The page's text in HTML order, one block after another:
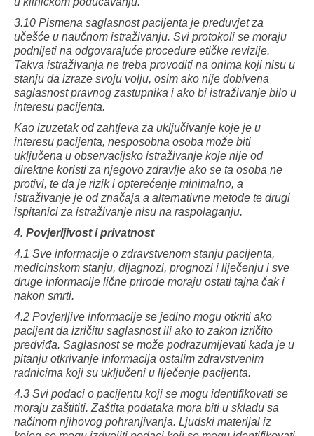
3.10 Pismena saglasnost pacijenta je preduvjet za
učešće u naučnom istraživanju. Svi protokoli se moraju
podnijeti na odgovarajuće procedure etičke revizije.
Takva istraživanja ne treba provoditi na onima koji nisu u
stanju da izraze svoju volju, osim ako nije dobivena
saglasnost pravnog zastupnika i ako bi istraživanje bilo u
interesu pacijenta.
Kao izuzetak od zahtjeva za uključivanje koje je u
interesu pacijenta, nesposobna osoba može biti
uključena u observacijsko istraživanje koje nije od
direktne koristi za njegovo zdravlje ako se ta osoba ne
protivi, te da je rizik i opterećenje minimalno, a
istraživanje je od značaja a alternativne metode te drugi
ispitanici za istraživanje nisu na raspolaganju.
4. Povjerljivost i privatnost
4.1 Sve informacije o zdravstvenom stanju pacijenta,
medicinskom stanju, dijagnozi, prognozi i liječenju i sve
druge informacije lične prirode moraju ostati tajna čak i
nakon smrti.
4.2 Povjerljive informacije se jedino mogu otkriti ako
pacijent da izričitu saglasnost ili ako to zakon izričito
predviđa. Saglasnost se može podrazumijevati kada je u
pitanju otkrivanje informacija ostalim zdravstvenim
radnicima koji su uključeni u liječenje pacijenta.
4.3 Svi podaci o pacijentu koji se mogu identifikovati se
moraju zaštititi. Zaštita podataka mora biti u skladu sa
načinom njihovog pohranjivanja. Ljudski materijal iz